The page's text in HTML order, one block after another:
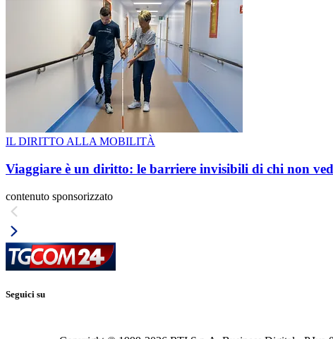
IL DIRITTO ALLA MOBILITÀ
Viaggiare è un diritto: le barriere invisibili di chi non
contenuto sponsorizzato
Seguici su